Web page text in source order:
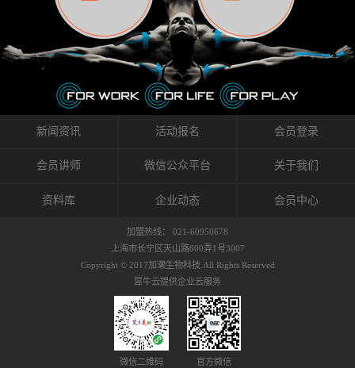
皮肤的敏感度也有不同。因此我们KINESIO要做
的，是在研发生产过程中竭尽全力的降低致敏
性，减少贴布本身带来的致敏率。那到底是什
么原因引起的过敏瘙痒呢？我整理了以下内容
仅供大家参考，希望能给予大家帮助。首先我
们分析解剖下过敏的原因，然后简说一下
KINESIO贴布贴扎后预防应对。我把导致过敏的
原因，简单分为外因和内因。外因1，贴布贴布
括：1）面料的伸展率、回缩率、纤维的刺激
能会给皮肤带来过度的刺激，从而引起过敏瘙
有毒细菌和无毒细菌，它们起着保持身体平衡
的作用。 Kinesio肌内效贴不像药物那样在短时
间内表现出症状，而是通过花费时间创造一个
对身体没有伤害（副作用等）的环境来减轻症
状。 但是，由于营养、精神、运动的平衡被破
坏，各种细胞就会发生病态变化。 在一定的状
态下，细胞因子会自动捕捉异常，并在细胞之
间传递适当的修复信息。可以收集各自所需的
因子级联；细胞因子的连锁反应）。 如果这种
者甚至提供不需要的物质。 因此，身体所需的
自然愈合能力不仅不能发挥作用，反而会造成
恶化的环境。Kinesio肌内效贴的作用，就是解
决这些问题。 KinesioTaping ® （Kinesio贴扎
疗法）的概念是空（空间），动（流动），冷
（抑制热的上升），为了实现这些，贴布的质
作出来。 特别地，Kinesio Medical
Tappling®（Kinesio医疗贴扎）通过从皮肤表面
长时间给予适...
肤上下左右运动，有效的辅助修复关节周围组
织的筋膜。它可以作用于关节或肌肉表面，释
放压力，刺激深层筋膜。“雪花”贴扎疗法是一
种可以改变肌肉、筋膜和间质液之间自然流动
关系的方法。 间质液间质被称为人体的新器
官。研究人员认为，整个身体的网络是由坚韧
且柔软的蛋白质结构所支撑的相互连接的充满
流体的空间构成的。如果作为脏器，这是人体
最大的脏器，约占体重的20%（相比之下，皮
内流通，有助于细胞的再生和恢复。“1”“雪花”
周围进行轻柔的刺激，改善受影响的关节和肌
到辅助修复损伤组织的作用。对组织的营养供
膜，韧带和关节周围皮下组织的关节囊。 流
体力学理论加濑博士-Kinesio肌内效贴布的发明
人流体力学理论是以对日常生活产生反复影响
的纤细筋膜的性质为焦点。 筋膜容易受到外部
新闻资讯 活动报名 会员登录
会员讲师 微信公众平台 关于我们
资料库 企业动态 会员中心
加盟热线： 021-60950678
上海市长宁区天山路600弄1号3007
Copyright © 2017加濑生物科技.All Rights Reserved
犀牛云提供企业云服务
微信二维码 官方微信